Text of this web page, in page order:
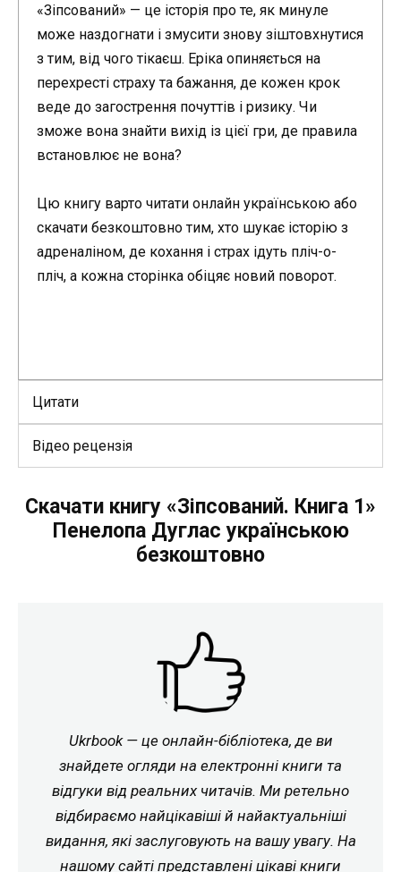
«Зіпсований» — це історія про те, як минуле
може наздогнати і змусити знову зіштовхнутися
з тим, від чого тікаєш. Еріка опиняється на
перехресті страху та бажання, де кожен крок
веде до загострення почуттів і ризику. Чи
зможе вона знайти вихід із цієї гри, де правила
встановлює не вона?
Цю книгу варто читати онлайн українською або
скачати безкоштовно тим, хто шукає історію з
адреналіном, де кохання і страх ідуть пліч-о-
пліч, а кожна сторінка обіцяє новий поворот.
Цитати
Відео рецензія
Скачати книгу «Зіпсований. Книга 1»
Пенелопа Дуглас українською
безкоштовно
Ukrbook — це онлайн-бібліотека, де ви
знайдете огляди на електронні книги та
відгуки від реальних читачів. Ми ретельно
відбираємо найцікавіші й найактуальніші
видання, які заслуговують на вашу увагу. На
нашому сайті представлені цікаві книги